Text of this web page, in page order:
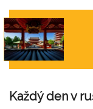
Každý den v